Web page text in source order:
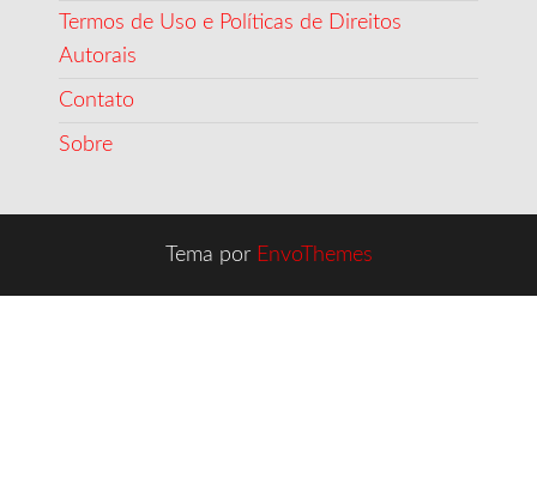
Termos de Uso e Políticas de Direitos
Autorais
Contato
Sobre
Tema por EnvoThemes